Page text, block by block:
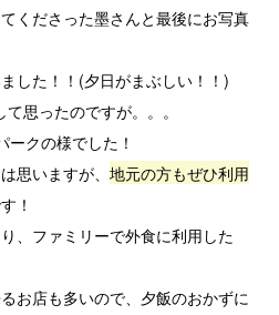
くださった墨さんと最後にお写真
した！！(夕日がまぶしい！！)
思ったのですが。。。
クの様でした！
思いますが、 地元の方もぜひ利用
！
、ファミリーで外食に利用した
お店も多いので、夕飯のおかずに